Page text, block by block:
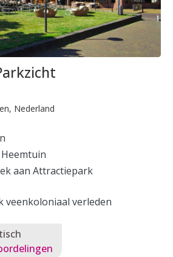
Nederland
aan Attractiepark
veenkoloniaal verleden